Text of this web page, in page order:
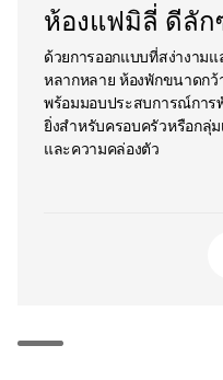
ห้องแฟมิลี่ ดีลัก
ด้วยการออกแบบที่สง่างาม
หลากหลาย ห้องพักขนาดกว้
พร้อมมอบประสบการณ์การ
ยิ่งสำหรับครอบครัวหรือกลุ่
และความคล่องตัว